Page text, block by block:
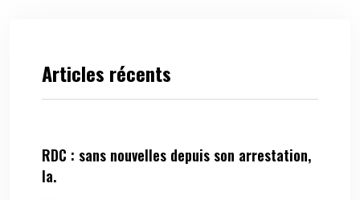
Articles récents
RDC : sans nouvelles depuis son arrestation,
la.